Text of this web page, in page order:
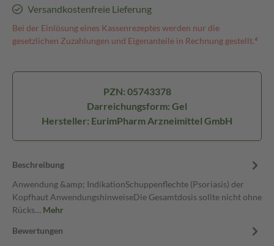
Versandkostenfreie Lieferung
Bei der Einlösung eines Kassenrezeptes werden nur die
gesetzlichen Zuzahlungen und Eigenanteile in Rechnung gestellt.⁴
PZN: 05743378
Darreichungsform: Gel
Hersteller: EurimPharm Arzneimittel GmbH
Beschreibung
Anwendung &amp; IndikationSchuppenflechte (Psoriasis) der
Kopfhaut AnwendungshinweiseDie Gesamtdosis sollte nicht ohne
Rücks… Mehr
Bewertungen